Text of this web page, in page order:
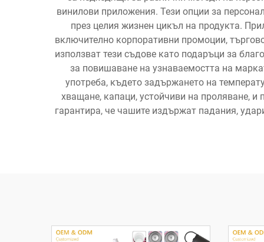
винилови приложения. Тези опции за
през целия жизнен цикъл на продукта.
включително корпоративни промоции,
използват тези съдове като подаръци за
за повишаване на узнаваемостта на
употреба, където задържането на
хващане, капаци, устойчиви на проляване, и
гарантира, че чашите издържат падания,